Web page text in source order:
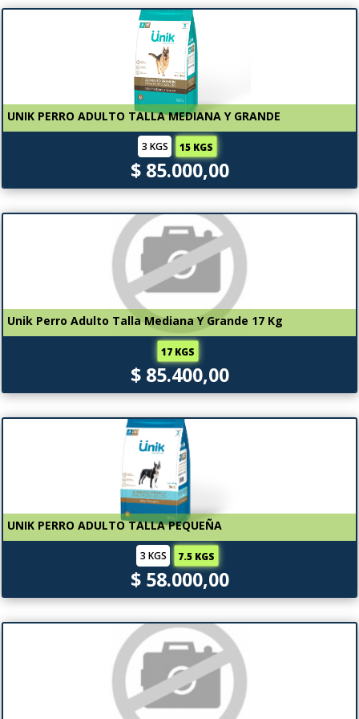
UNIK PERRO ADULTO TALLA MEDIANA Y GRANDE
3 KGS 15 KGS
$ 85.000,00
Unik Perro Adulto Talla Mediana Y Grande 17 Kg
17 KGS
$ 85.400,00
UNIK PERRO ADULTO TALLA PEQUEÑA
3 KGS 7.5 KGS
$ 58.000,00